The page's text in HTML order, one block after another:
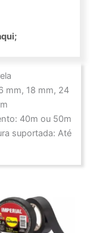
mm, 18 mm, 24
40m ou 50m
suportada: Até